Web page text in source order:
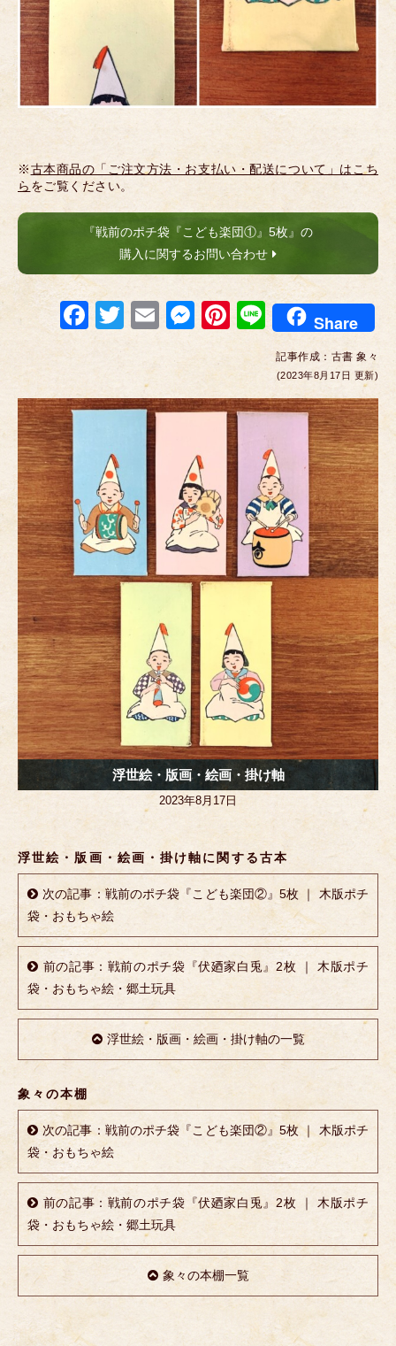
※古本商品の「ご注文方法・お支払い・配送について」はこち
ら をご覧ください。
『戦前のポチ袋『こども楽団①』5枚』の
購入に関するお問い合わせ
F
e
o
o
k
T
wi
tt
er
E
ail
M
ss
e
er
Pi
er
e
st
Li
n
e
Share
記事作成： 古書 象々
(2023年8月17日 更新)
浮世絵・版画・絵画・掛け軸
2023年8月17日
浮世絵・版画・絵画・掛け軸に関する古本
次の記事：戦前のポチ袋『こども楽団②』5枚 ｜ 木版ポチ
袋・おもちゃ絵
前の記事：戦前のポチ袋『伏廼家白兎』2枚 ｜ 木版ポチ
袋・おもちゃ絵・郷土玩具
浮世絵・版画・絵画・掛け軸の一覧
象々の本棚
次の記事：戦前のポチ袋『こども楽団②』5枚 ｜ 木版ポチ
袋・おもちゃ絵
前の記事：戦前のポチ袋『伏廼家白兎』2枚 ｜ 木版ポチ
袋・おもちゃ絵・郷土玩具
象々の本棚一覧